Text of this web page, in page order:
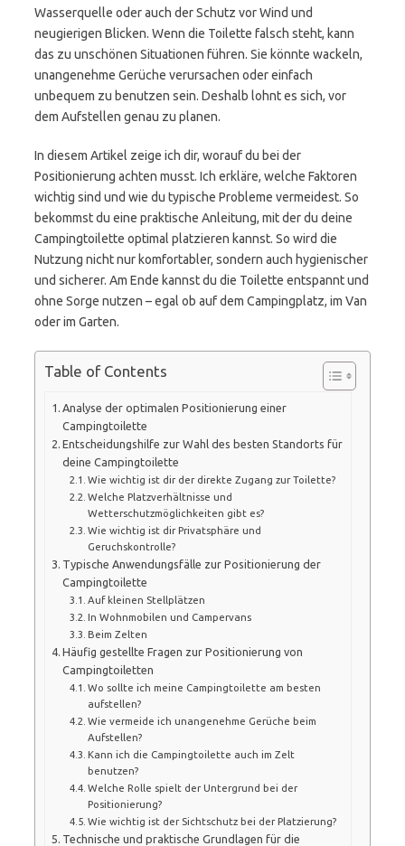
Wasserquelle oder auch der Schutz vor Wind und
neugierigen Blicken. Wenn die Toilette falsch steht, kann
das zu unschönen Situationen führen. Sie könnte wackeln,
unangenehme Gerüche verursachen oder einfach
unbequem zu benutzen sein. Deshalb lohnt es sich, vor
dem Aufstellen genau zu planen.
In diesem Artikel zeige ich dir, worauf du bei der
Positionierung achten musst. Ich erkläre, welche Faktoren
wichtig sind und wie du typische Probleme vermeidest. So
bekommst du eine praktische Anleitung, mit der du deine
Campingtoilette optimal platzieren kannst. So wird die
Nutzung nicht nur komfortabler, sondern auch hygienischer
und sicherer. Am Ende kannst du die Toilette entspannt und
ohne Sorge nutzen – egal ob auf dem Campingplatz, im Van
oder im Garten.
Table of Contents
Analyse der optimalen Positionierung einer
Campingtoilette
Entscheidungshilfe zur Wahl des besten Standorts für
deine Campingtoilette
Wie wichtig ist dir der direkte Zugang zur Toilette?
Welche Platzverhältnisse und
Wetterschutzmöglichkeiten gibt es?
Wie wichtig ist dir Privatsphäre und
Geruchskontrolle?
Typische Anwendungsfälle zur Positionierung der
Campingtoilette
Auf kleinen Stellplätzen
In Wohnmobilen und Campervans
Beim Zelten
Häufig gestellte Fragen zur Positionierung von
Campingtoiletten
Wo sollte ich meine Campingtoilette am besten
aufstellen?
Wie vermeide ich unangenehme Gerüche beim
Aufstellen?
Kann ich die Campingtoilette auch im Zelt
benutzen?
Welche Rolle spielt der Untergrund bei der
Positionierung?
Wie wichtig ist der Sichtschutz bei der Platzierung?
Technische und praktische Grundlagen für die